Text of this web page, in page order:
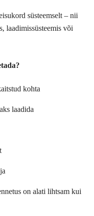
süsteemselt – nii
laadimissüsteemis või
kohta
laadida
on alati lihtsam kui